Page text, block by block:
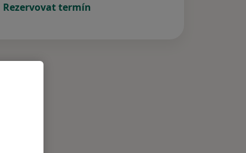
Rezervovat termín